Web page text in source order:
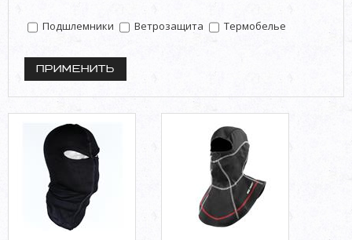
Подшлемники Ветрозащита Термобелье